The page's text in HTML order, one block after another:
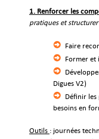
1. Renforcer les
pratiques et
Faire
Former et
Digues V2)
Définir les
besoins en
Outils : journées